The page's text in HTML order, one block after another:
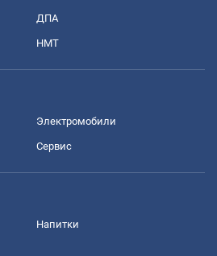
ДПА
НМТ
Электромобили
Сервис
Напитки